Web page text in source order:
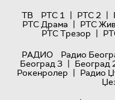
ТВ
РТС 1 | РТС 2 |
РТС Драма | РТС
РТС Трезор |
РАДИО
Радио
Београд 3 | Београд
Рокенролер | Радио